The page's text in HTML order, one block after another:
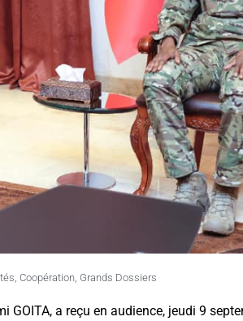
Coopération, Grands Dossiers
a reçu en audience, jeudi 9